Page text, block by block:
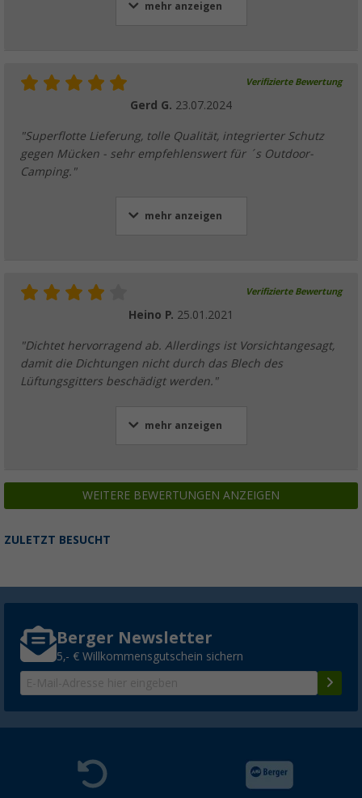
mehr anzeigen
Verifizierte Bewertung
Gerd G. 23.07.2024
"Superflotte Lieferung, tolle Qualität, integrierter Schutz
gegen Mücken - sehr empfehlenswert für ´s Outdoor-
Camping."
mehr anzeigen
Verifizierte Bewertung
Heino P. 25.01.2021
"Dichtet hervorragend ab. Allerdings ist Vorsichtangesagt,
damit die Dichtungen nicht durch das Blech des
Lüftungsgitters beschädigt werden."
mehr anzeigen
WEITERE BEWERTUNGEN ANZEIGEN
ZULETZT BESUCHT
Berger Newsletter
5,- € Willkommensgutschein sichern